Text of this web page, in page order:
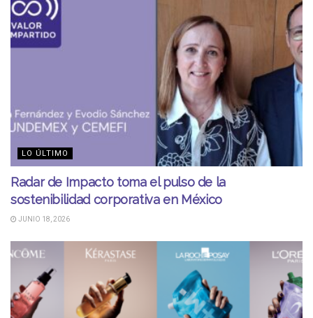
LO ÚLTIMO
Radar de Impacto toma el pulso de la
sostenibilidad corporativa en México
JUNIO 18, 2026